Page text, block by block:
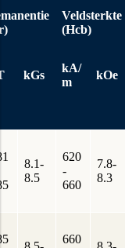
Veldsterkte
(Hcb)
kGs
kA/
m
kOe
8.1-
8.5
620
-
660
7.8-
8.3
660